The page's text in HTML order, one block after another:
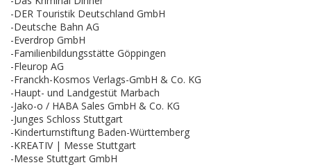
-DER Touristik Deutschland GmbH
-Deutsche Bahn AG
-Everdrop GmbH
-Familienbildungsstätte Göppingen
-Fleurop AG
-Franckh-Kosmos Verlags-GmbH & Co. KG
-Haupt- und Landgestüt Marbach
-Jako-o / HABA Sales GmbH & Co. KG
-Junges Schloss Stuttgart
-Kinderturnstiftung Baden-Württemberg
-KREATIV | Messe Stuttgart
-Messe Stuttgart GmbH